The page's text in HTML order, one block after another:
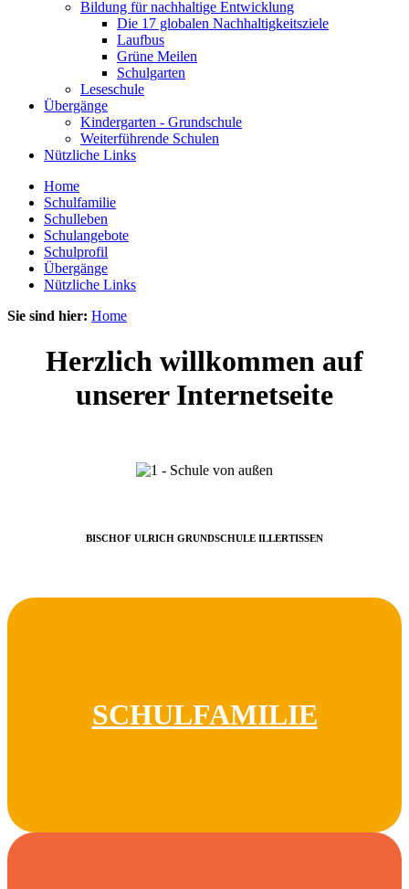
Bildung für nachhaltige Entwicklung
Die 17 globalen Nachhaltigkeitsziele
Laufbus
Grüne Meilen
Schulgarten
Leseschule
Übergänge
Kindergarten - Grundschule
Weiterführende Schulen
Nützliche Links
Home
Schulfamilie
Schulleben
Schulangebote
Schulprofil
Übergänge
Nützliche Links
Sie sind hier: Home
Herzlich willkommen auf
unserer Internetseite
BISCHOF ULRICH GRUNDSCHULE ILLERTISSEN
SCHULFAMILIE